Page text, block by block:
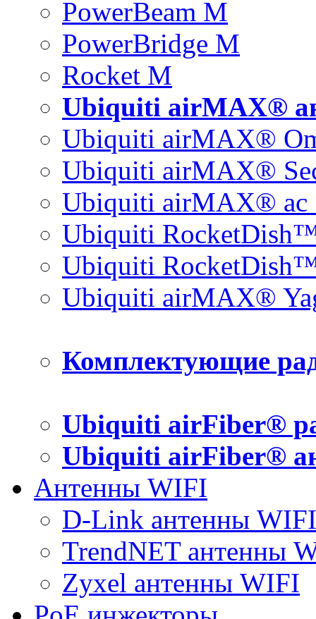
PowerBeam M
PowerBridge M
Rocket M
Ubiquiti airMAX®
Ubiquiti airMAX®
Ubiquiti airMAX®
Ubiquiti airMAX® ac
Ubiquiti
Ubiquiti
Ubiquiti airMAX®
Комплектующие
Ubiquiti airFiber®
Ubiquiti airFiber®
Антенны WIFI
D-Link антенны WIFI
TrendNET антенны
Zyxel антенны WIFI